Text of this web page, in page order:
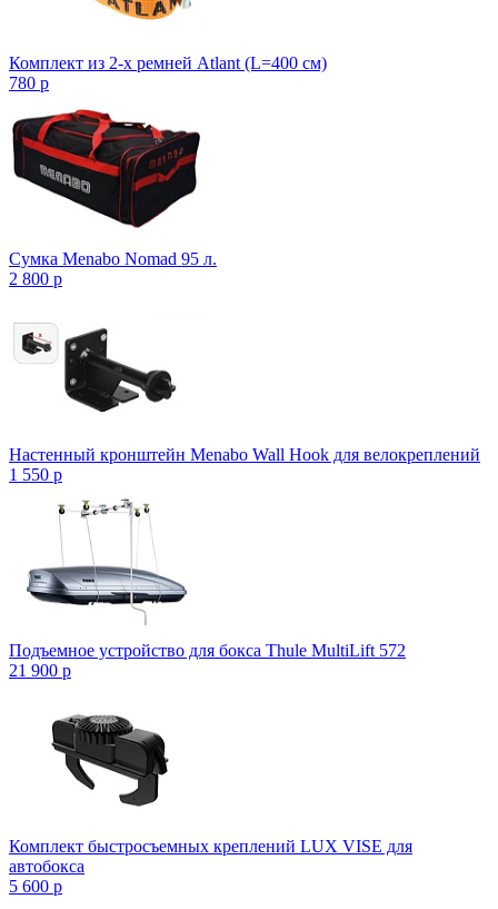
Комплект из 2-х ремней Atlant (L=400 см)
780 p
Сумка Menabo Nomad 95 л.
2 800 p
Настенный кронштейн Menabo Wall Hook для велокреплений
1 550 p
Подъемное устройство для бокса Thule MultiLift 572
21 900 p
Комплект быстросъемных креплений LUX VISE для
автобокса
5 600 p